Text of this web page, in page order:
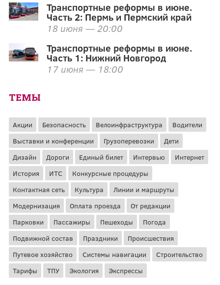
Транспортные реформы в июне.
Часть 2: Пермь и Пермский край
18 июня — 20:00
Транспортные реформы в июне.
Часть 1: Нижний Новгород
17 июня — 18:00
ТЕМЫ
Акции Безопасность Велоинфраструктура
Водители
Выставки и конференции
Грузоперевозки
Дети
Дизайн
Дороги Единый билет Интервью
Интернет
История
ИТС
Конкурсные процедуры
Контактная сеть
Культура
Линии и маршруты
Модернизация
Оплата проезда
От редакции
Парковки
Пассажиры Пешеходы
Погода
Подвижной состав
Праздники
Происшествия
Путевое хозяйство
Системы навигации
Строительство
Тарифы
ТПУ Экология Экспрессы